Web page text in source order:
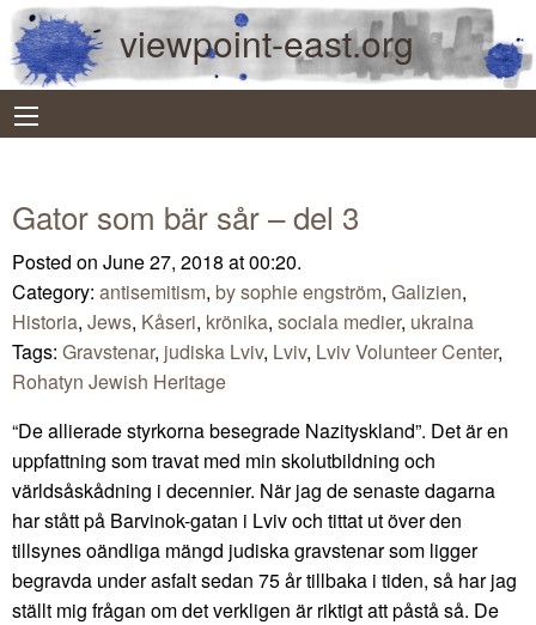
viewpoint-east.org
Gator som bär sår – del 3
Posted on June 27, 2018 at 00:20.
Category: antisemitism, by sophie engström, Galizien,
Historia, Jews, Kåseri, krönika, sociala medier, ukraina
Tags: Gravstenar, judiska Lviv, Lviv, Lviv Volunteer Center,
Rohatyn Jewish Heritage
“De allierade styrkorna besegrade Nazityskland”. Det är en
uppfattning som travat med min skolutbildning och
världsåskådning i decennier. När jag de senaste dagarna
har stått på Barvinok-gatan i Lviv och tittat ut över den
tillsynes oändliga mängd judiska gravstenar som ligger
begravda under asfalt sedan 75 år tillbaka i tiden, så har jag
ställt mig frågan om det verkligen är riktigt att påstå så. De